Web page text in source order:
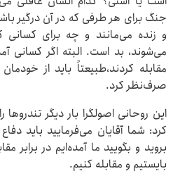
جنگ برای هر طرفی که در آن درگیر
و زنده می‌مانند و چه برای
می‌شوند، بد است. البته اگر کسانی
مقابله کردند،طبیعتاً باید از
صرف‌نظر کرد.
این روحانی اصولگرا بار دیگر
کرد: شما آقایان می‌فرمایید باید
بروید و بگویید ما آمده‌ایم در
بایستیم و مقابله کنیم.